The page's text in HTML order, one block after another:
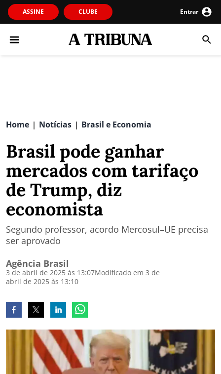
ASSINE CLUBE Entrar
Home | Notícias | Brasil e Economia
Brasil pode ganhar
mercados com tarifaço
de Trump, diz
economista
Segundo professor, acordo Mercosul–UE precisa
ser aprovado
Agência Brasil
3 de abril de 2025 às 13:07Modificado em 3 de
abril de 2025 às 13:10